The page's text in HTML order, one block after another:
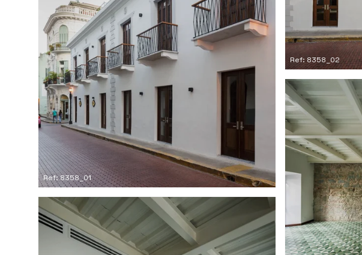
Ref: 8358_01
Ref: 8358_02